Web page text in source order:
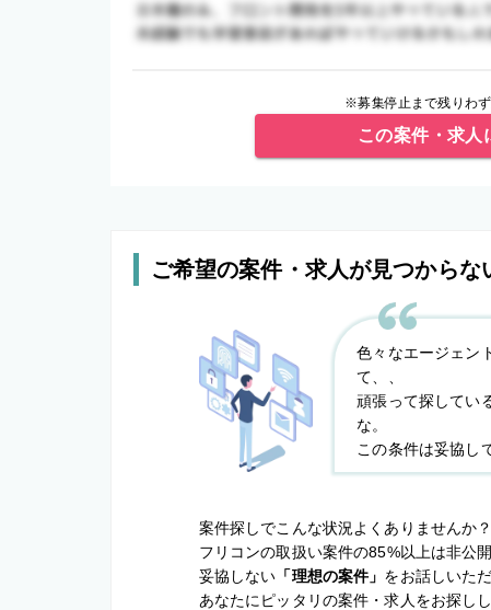
※募集停止まで残りわ
この案件・求人
ご希望の案件・求人が見つからな
色々なエージェン
て、、
頑張って探してい
な。
この条件は妥協し
案件探しでこんな状況よくありませんか？
フリコンの取扱い案件の85%以上は非公開
妥協しない 「理想の案件」 をお話しいた
あなたにピッタリの案件・求人をお探しし